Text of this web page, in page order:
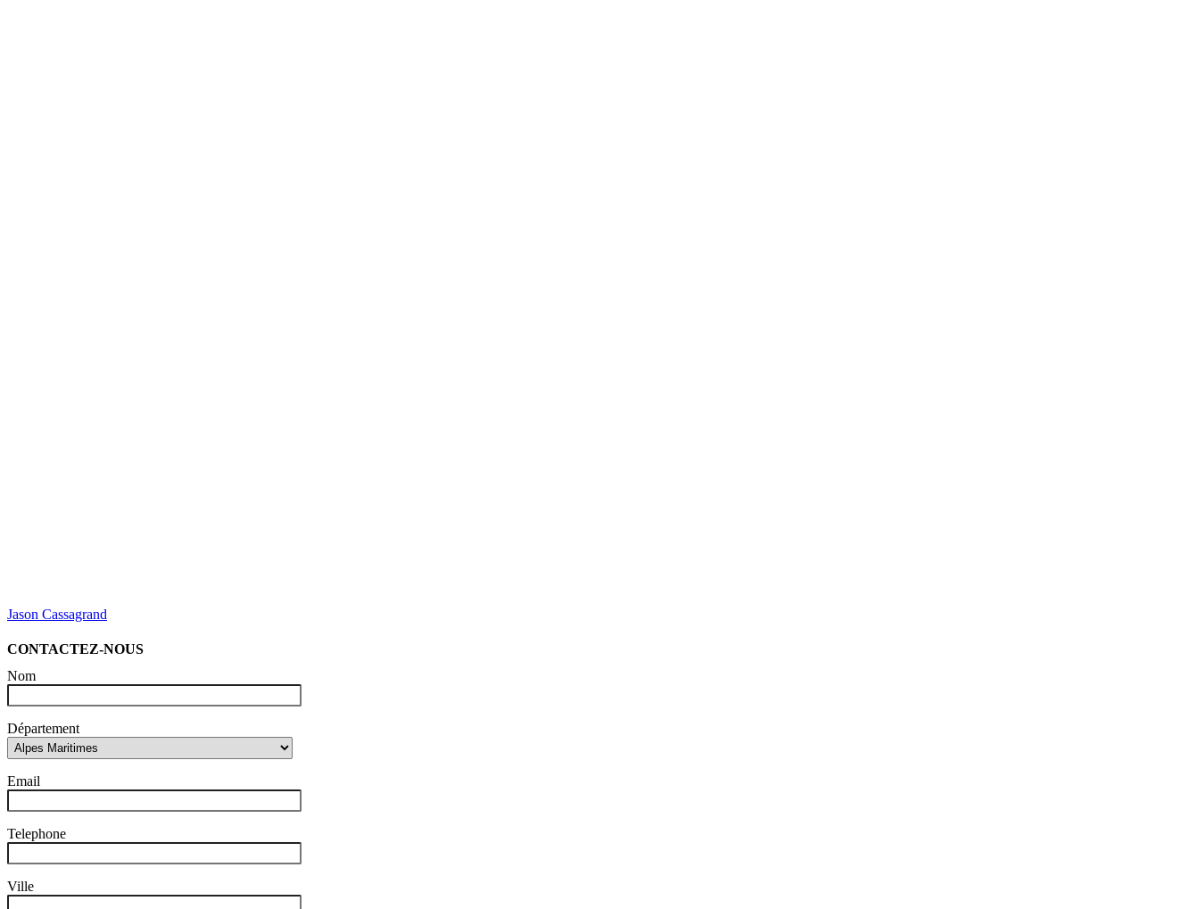
Jason Cassagrand
CONTACTEZ-NOUS
Nom
Département
Email
Telephone
Ville